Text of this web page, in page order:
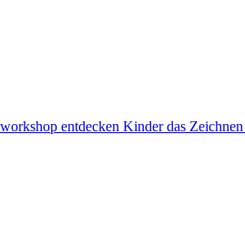
entdecken Kinder das Zeichnen